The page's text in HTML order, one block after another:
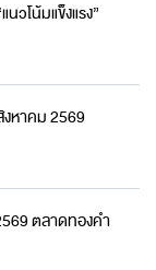
วโน้มแข็งแรง”
หาคม 2569
ตลาดทองคำ